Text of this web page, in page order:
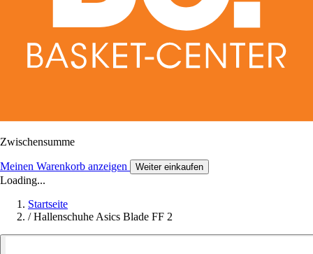
Zwischensumme
Meinen Warenkorb anzeigen Weiter einkaufen
Loading...
Startseite
/ Hallenschuhe Asics Blade FF 2